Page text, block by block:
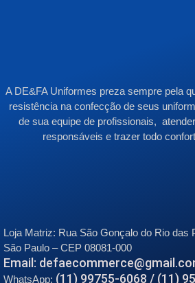
A DE&FA Uniformes preza sempre pela
resistência na confecção de seus
de sua equipe de profissionais,
responsáveis e trazer todo
Loja Matriz: Rua São Gonçalo do Rio das
São Paulo – CEP 08081-000
Email:
WhatsApp: (11) 99755-6068 / (11)